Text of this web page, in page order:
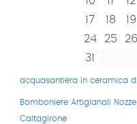
17
18 19
24
25 26
31
acquasantiera in ceramica
Bomboniere Artigianali
Caltagirone